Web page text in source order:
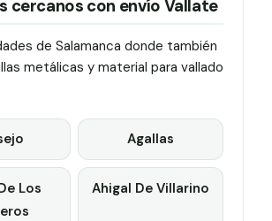
cercanos con envío Vallate
de Salamanca donde también
metálicas y material para vallado
Agallas
Los
Ahigal De Villarino